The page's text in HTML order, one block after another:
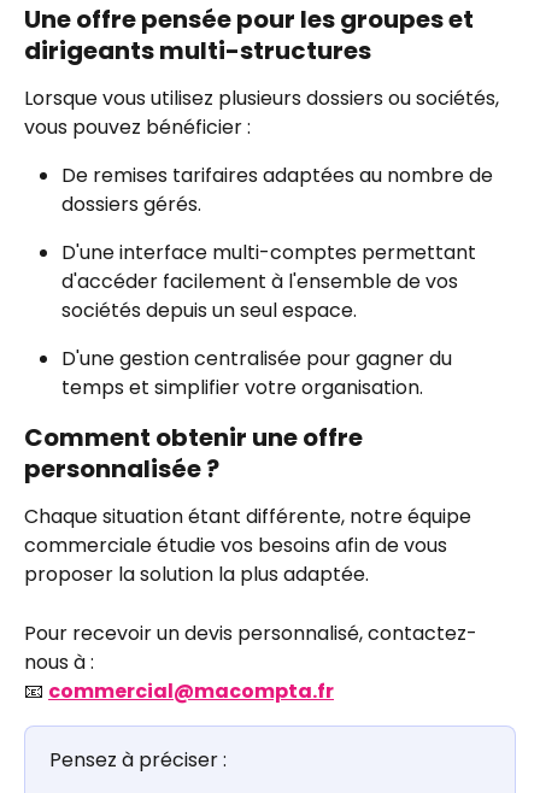
Une offre pensée pour les groupes et
dirigeants multi-structures
Lorsque vous utilisez plusieurs dossiers ou sociétés,
vous pouvez bénéficier :
De remises tarifaires adaptées au nombre de
dossiers gérés.
D'une interface multi-comptes permettant
d'accéder facilement à l'ensemble de vos
sociétés depuis un seul espace.
D'une gestion centralisée pour gagner du
temps et simplifier votre organisation.
Comment obtenir une offre
personnalisée ?
Chaque situation étant différente, notre équipe
commerciale étudie vos besoins afin de vous
proposer la solution la plus adaptée.
Pour recevoir un devis personnalisé, contactez-
nous à :
📧 commercial@macompta.fr
Pensez à préciser :